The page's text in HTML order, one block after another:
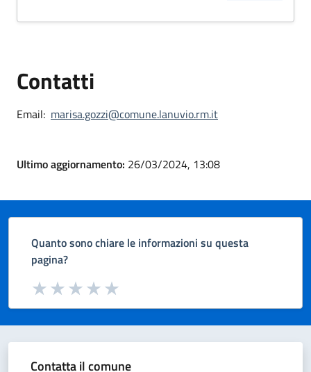
Contatti
Email: marisa.gozzi@comune.lanuvio.rm.it
Ultimo aggiornamento: 26/03/2024, 13:08
Quanto sono chiare le informazioni su questa
pagina?
Valuta da 1 a 5 stelle la pagina
Valuta 5 stelle su 5
Valuta 4 stelle su 5
Valuta 3 stelle su 5
Valuta 2 stelle su 5
Valuta 1 stelle su 5
Contatta il comune